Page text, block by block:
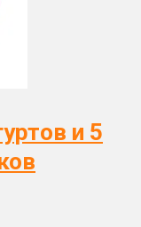
и 5